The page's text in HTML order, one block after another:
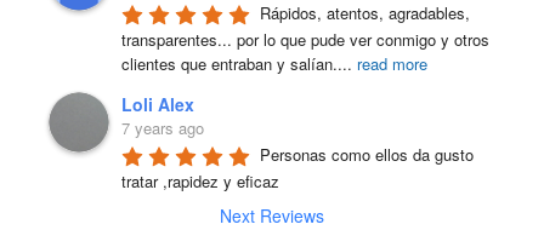
Rápidos, atentos, agradables,
transparentes... por lo que pude ver conmigo y otros
clientes que entraban y salían.... read more
Loli Alex
7 years ago
Personas como ellos da gusto
tratar ,rapidez y eficaz
Next Reviews